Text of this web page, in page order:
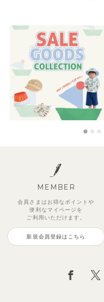
MEMBER
会員さまはお得なポイントや
便利な マイページを
ご利用いただけます。
新規会員登録はこちら